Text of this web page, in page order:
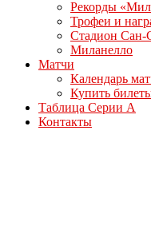
Рекорды
Трофеи и
Стадион Сан-
Миланелло
Матчи
Календарь
Купить
Таблица Серии А
Контакты